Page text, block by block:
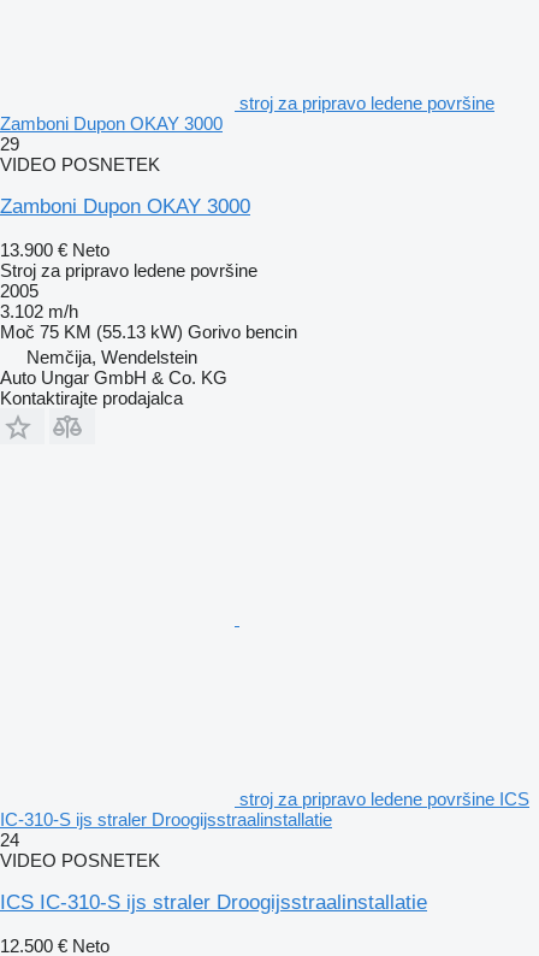
stroj za pripravo ledene površine
Zamboni Dupon OKAY 3000
29
VIDEO POSNETEK
Zamboni Dupon OKAY 3000
13.900 € Neto
Stroj za pripravo ledene površine
2005
3.102 m/h
Moč 75 KM (55.13 kW) Gorivo bencin
Nemčija, Wendelstein
Auto Ungar GmbH & Co. KG
Kontaktirajte prodajalca
stroj za pripravo ledene površine ICS
IC-310-S ijs straler Droogijsstraalinstallatie
24
VIDEO POSNETEK
ICS IC-310-S ijs straler Droogijsstraalinstallatie
12.500 € Neto